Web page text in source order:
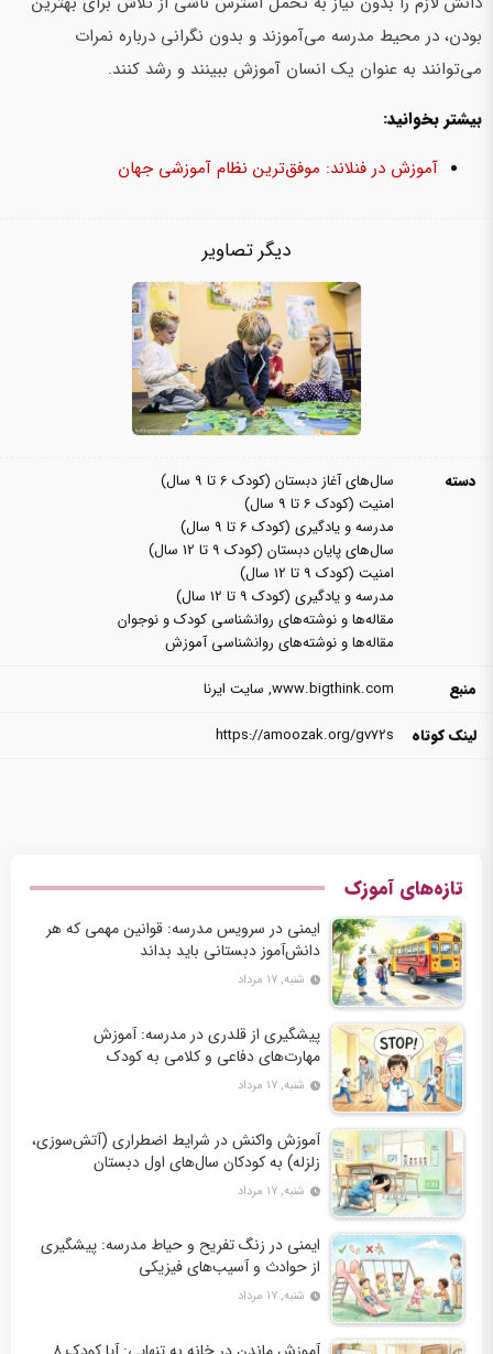
بودن، در محیط مدرسه می‌آموزند و بدون نگرانی درباره نمرات
می‌توانند به عنوان یک انسان آموزش ببینند و رشد کنند.
بیشتر بخوانید:
آموزش در فنلاند: موفق‌ترین نظام آموزشی جهان
دیگر تصاویر
دسته
سال‌های آغاز دبستان (کودک 6 تا 9 سال)
امنیت (کودک 6 تا 9 سال)
مدرسه و یادگیری (کودک 6 تا 9 سال)
سال‌های پایان دبستان (کودک 9 تا 12 سال)
امنیت (کودک 9 تا 12 سال)
مدرسه و یادگیری (کودک 9 تا 12 سال)
مقاله‌ها و نوشته‌های روانشناسی کودک و نوجوان
مقاله‌ها و نوشته‌های روانشناسی آموزش
منبع
www.bigthink.com
, سایت ایرنا
لینک کوتاه
https://amoozak.org/gv72s
تازه‌های آموزک
ایمنی در سرویس مدرسه: قوانین مهمی که هر
دانش‌آموز دبستانی باید بداند
شنبه, ۱۷ مرداد
پیشگیری از قلدری در مدرسه: آموزش
مهارت‌های دفاعی و کلامی به کودک
شنبه, ۱۷ مرداد
آموزش واکنش در شرایط اضطراری (آتش‌سوزی،
زلزله) به کودکان سال‌های اول دبستان
شنبه, ۱۷ مرداد
ایمنی در زنگ تفریح و حیاط مدرسه: پیشگیری
از حوادث و آسیب‌های فیزیکی
شنبه, ۱۷ مرداد